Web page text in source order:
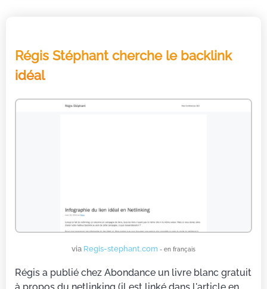
Régis Stéphant cherche le backlink
idéal
via Regis-stephant.com - en français
Régis a publié chez Abondance un livre blanc gratuit